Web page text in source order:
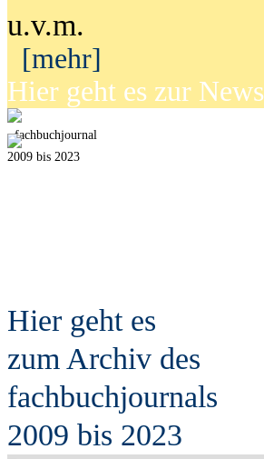
u.v.m.
[mehr]
Hier geht es zur
fachbuchjournal
2009 bis 2023
Hier geht es
zum Archiv des
fachbuchjournals
2009 bis 2023